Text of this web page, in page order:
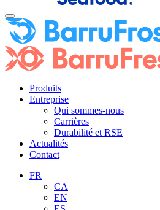
Produits
Entreprise
Qui sommes-nous
Carrières
Durabilité et RSE
Actualités
Contact
FR
CA
EN